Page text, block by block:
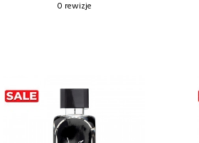
0 rewizje